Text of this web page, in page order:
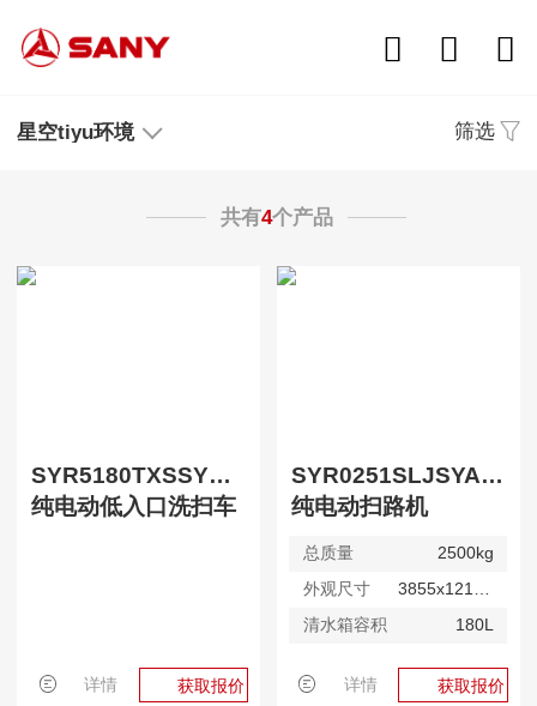
星空tiyu环境 筛选
共有4个产品
SYR5180TXSSYBBEV
纯电动低入口洗扫车
详情 获取报价
SYR0251SLJSYABEV-A1
纯电动扫路机
总质量
2500kg
外观尺寸
清水箱容积
180L
详情 获取报价